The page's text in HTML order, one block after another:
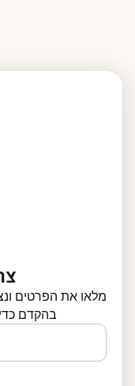
מלאו את הפרטים
בהקדם